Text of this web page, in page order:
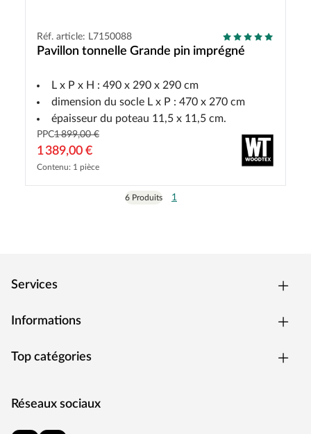
Réf. article: L7150088
Pavillon tonnelle Grande pin imprégné
L x P x H : 490 x 290 x 290 cm
dimension du socle L x P : 470 x 270 cm
épaisseur du poteau 11,5 x 11,5 cm.
PPC1 899,00 €
1 389,00 €
Contenu: 1 pièce
6 Produits 1
Services
Informations
Top catégories
Réseaux sociaux